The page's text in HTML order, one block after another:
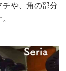
や、角の部分